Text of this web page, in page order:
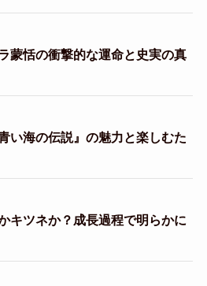
蒙恬の衝撃的な運命と史実の真
い海の伝説』の魅力と楽しむた
キツネか？成長過程で明らかに